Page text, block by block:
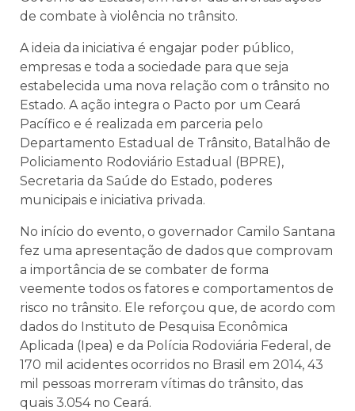
de combate à violência no trânsito.
A ideia da iniciativa é engajar poder público,
empresas e toda a sociedade para que seja
estabelecida uma nova relação com o trânsito no
Estado. A ação integra o Pacto por um Ceará
Pacífico e é realizada em parceria pelo
Departamento Estadual de Trânsito, Batalhão de
Policiamento Rodoviário Estadual (BPRE),
Secretaria da Saúde do Estado, poderes
municipais e iniciativa privada.
No início do evento, o governador Camilo Santana
fez uma apresentação de dados que comprovam
a importância de se combater de forma
veemente todos os fatores e comportamentos de
risco no trânsito. Ele reforçou que, de acordo com
dados do Instituto de Pesquisa Econômica
Aplicada (Ipea) e da Polícia Rodoviária Federal, de
170 mil acidentes ocorridos no Brasil em 2014, 43
mil pessoas morreram vítimas do trânsito, das
quais 3.054 no Ceará.